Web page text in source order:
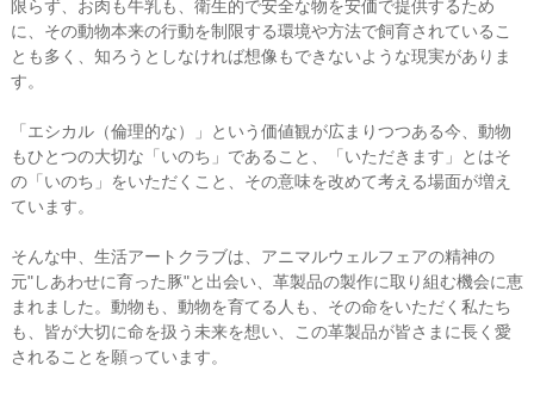
限らず、お肉も牛乳も、衛生的で安全な物を安価で提供するため
に、その動物本来の行動を制限する環境や方法で飼育されているこ
とも多く、知ろうとしなければ想像もできないような現実がありま
す。
「エシカル（倫理的な）」という価値観が広まりつつある今、動物
もひとつの大切な「いのち」であること、「いただきます」とはそ
の「いのち」をいただくこと、その意味を改めて考える場面が増え
ています。
そんな中、生活アートクラブは、アニマルウェルフェアの精神の
元"しあわせに育った豚"と出会い、革製品の製作に取り組む機会に恵
まれました。動物も、動物を育てる人も、その命をいただく私たち
も、皆が大切に命を扱う未来を想い、この革製品が皆さまに長く愛
されることを願っています。